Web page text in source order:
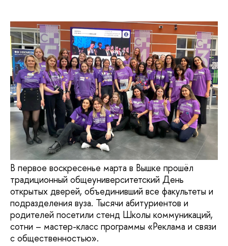
В первое воскресенье марта в Вышке прошёл
традиционный общеуниверситетский День
открытых дверей, объединивший все факультеты и
подразделения вуза. Тысячи абитуриентов и
родителей посетили стенд Школы коммуникаций,
сотни – мастер-класс программы «Реклама и связи
с общественностью».